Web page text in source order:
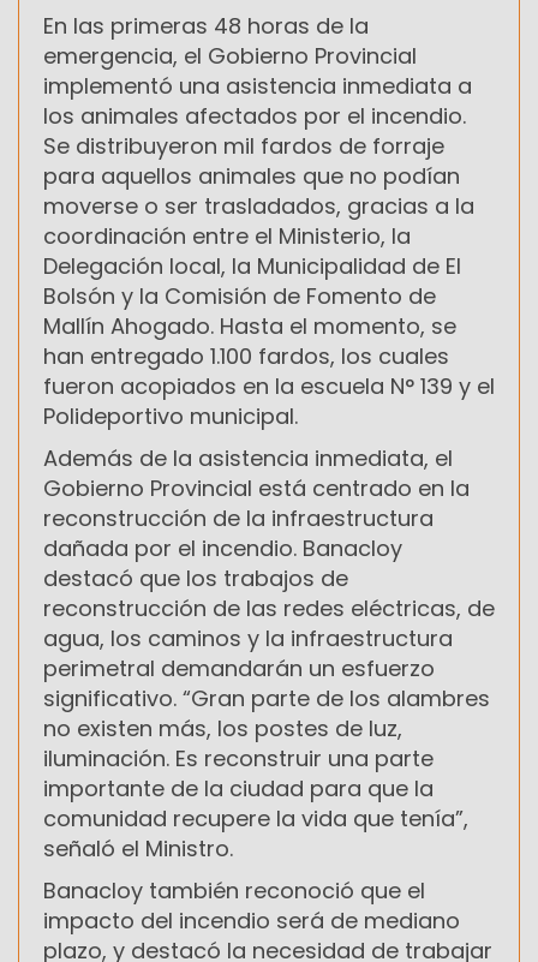
En las primeras 48 horas de la
emergencia, el Gobierno Provincial
implementó una asistencia inmediata a
los animales afectados por el incendio.
Se distribuyeron mil fardos de forraje
para aquellos animales que no podían
moverse o ser trasladados, gracias a la
coordinación entre el Ministerio, la
Delegación local, la Municipalidad de El
Bolsón y la Comisión de Fomento de
Mallín Ahogado. Hasta el momento, se
han entregado 1.100 fardos, los cuales
fueron acopiados en la escuela N° 139 y el
Polideportivo municipal.
Además de la asistencia inmediata, el
Gobierno Provincial está centrado en la
reconstrucción de la infraestructura
dañada por el incendio. Banacloy
destacó que los trabajos de
reconstrucción de las redes eléctricas, de
agua, los caminos y la infraestructura
perimetral demandarán un esfuerzo
significativo. “Gran parte de los alambres
no existen más, los postes de luz,
iluminación. Es reconstruir una parte
importante de la ciudad para que la
comunidad recupere la vida que tenía”,
señaló el Ministro.
Banacloy también reconoció que el
impacto del incendio será de mediano
plazo, y destacó la necesidad de trabajar